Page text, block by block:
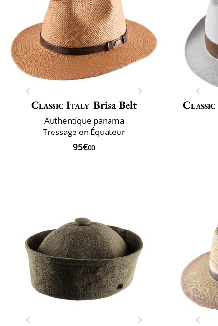
Classic Italy Brisa Belt
Authentique panama
Tressage en Équateur
95€00